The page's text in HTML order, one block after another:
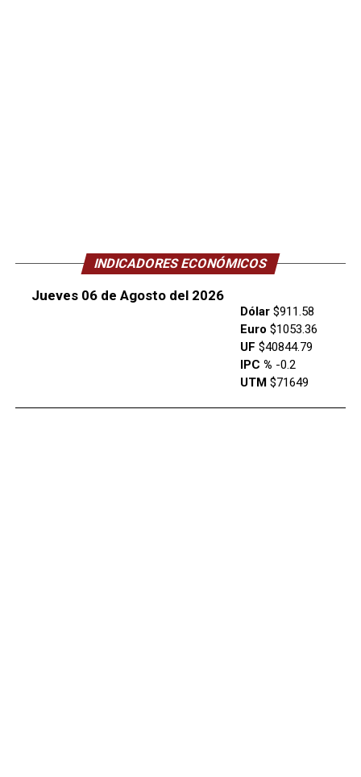
INDICADORES ECONÓMICOS
Jueves 06 de Agosto del 2026
Dólar$911.58
Euro $1053.36
UF $40844.79
IPC % -0.2
UTM$71649